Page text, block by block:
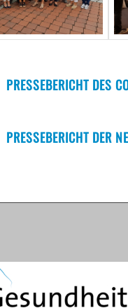
PRESSEBERICHT DES
PRESSEBERICHT DER